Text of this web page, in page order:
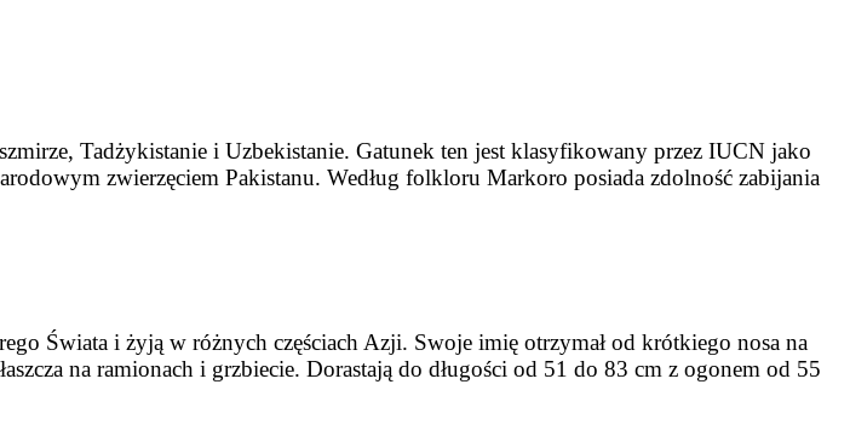
Tadżykistanie i Uzbekistanie. Gatunek ten jest klasyfikowany przez IUCN jako
zwierzęciem Pakistanu. Według folkloru Markoro posiada zdolność zabijania
Świata i żyją w różnych częściach Azji. Swoje imię otrzymał od krótkiego nosa na
na ramionach i grzbiecie. Dorastają do długości od 51 do 83 cm z ogonem od 55